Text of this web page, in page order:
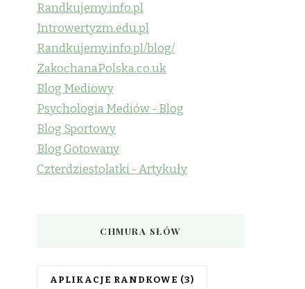
Randkujemy.info.pl
Introwertyzm.edu.pl
Randkujemy.info.pl/blog/
ZakochanaPolska.co.uk
Blog Mediowy
Psychologia Mediów - Blog
Blog Sportowy
Blog Gotowany
Czterdziestolatki - Artykuły
CHMURA SŁÓW
APLIKACJE RANDKOWE (3)